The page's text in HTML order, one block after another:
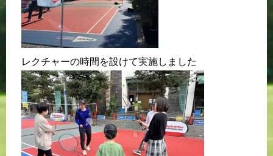
レクチャーの時間を設けて実施しました